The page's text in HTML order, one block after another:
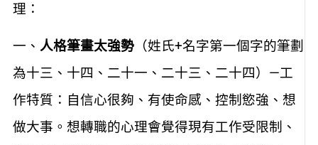
理：
一、 人格筆畫太強勢（姓氏+名字第一個字的筆劃
為十三、十四、二十一、二十三、二十四）—工
作特質：自信心很夠、有使命感、控制慾強、想
做大事。想轉職的心理會覺得現有工作受限制、